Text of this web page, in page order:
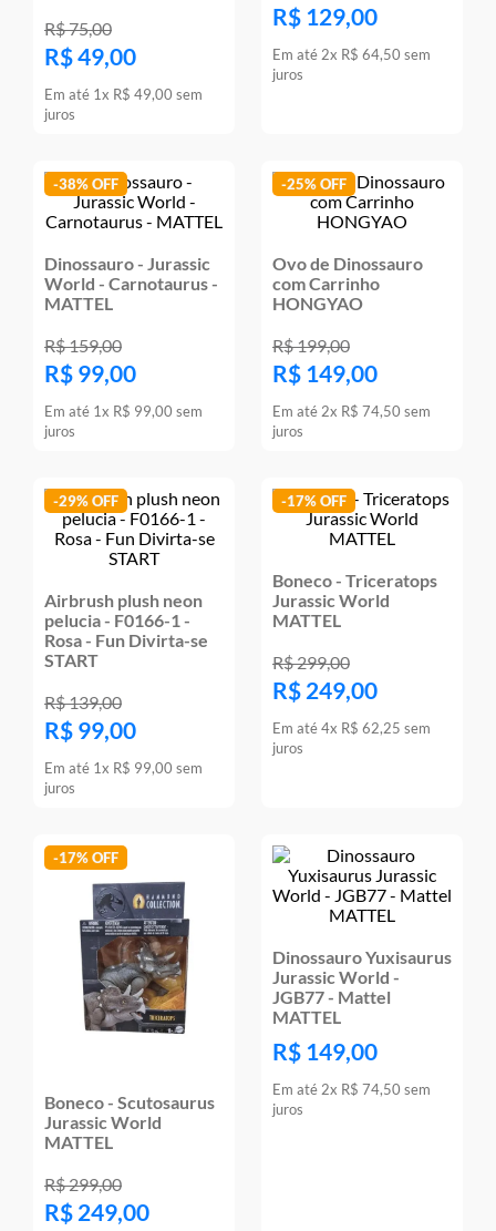
R$75,00
R$49,00
Em até 1x R$ 49,00 sem
juros
R$ 129,00
Em até 2x R$ 64,50 sem
juros
-38%
Dinossauro - Jurassic
World - Carnotaurus -
MATTEL
R$159,00
R$ 99,00
Em até 1x R$ 99,00 sem
juros
-25%
Ovo de Dinossauro
com Carrinho
HONGYAO
R$199,00
R$ 149,00
Em até 2x R$ 74,50 sem
juros
-29%
Airbrush plush neon
pelucia - F0166-1 -
Rosa - Fun Divirta-se
START
R$139,00
R$ 99,00
Em até 1x R$ 99,00 sem
juros
-17%
Boneco - Triceratops
Jurassic World
MATTEL
R$299,00
R$ 249,00
Em até4x R$ 62,25 sem
juros
-17%
Boneco - Scutosaurus
Jurassic World
MATTEL
R$299,00
R$ 249,00
Dinossauro Yuxisaurus
Jurassic World -
JGB77 - Mattel
MATTEL
R$ 149,00
Em até 2x R$ 74,50 sem
juros